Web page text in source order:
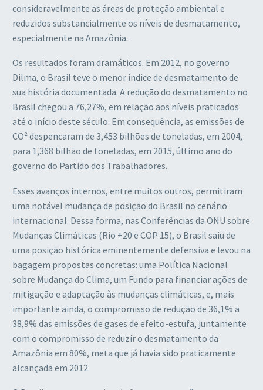
consideravelmente as áreas de proteção ambiental e
reduzidos substancialmente os níveis de desmatamento,
especialmente na Amazônia.
Os resultados foram dramáticos. Em 2012, no governo
Dilma, o Brasil teve o menor índice de desmatamento de
sua história documentada. A redução do desmatamento no
Brasil chegou a 76,27%, em relação aos níveis praticados
até o início deste século. Em consequência, as emissões de
CO² despencaram de 3,453 bilhões de toneladas, em 2004,
para 1,368 bilhão de toneladas, em 2015, último ano do
governo do Partido dos Trabalhadores.
Esses avanços internos, entre muitos outros, permitiram
uma notável mudança de posição do Brasil no cenário
internacional. Dessa forma, nas Conferências da ONU sobre
Mudanças Climáticas (Rio +20 e COP 15), o Brasil saiu de
uma posição histórica eminentemente defensiva e levou na
bagagem propostas concretas: uma Política Nacional
sobre Mudança do Clima, um Fundo para financiar ações de
mitigação e adaptação às mudanças climáticas, e, mais
importante ainda, o compromisso de redução de 36,1% a
38,9% das emissões de gases de efeito-estufa, juntamente
com o compromisso de reduzir o desmatamento da
Amazônia em 80%, meta que já havia sido praticamente
alcançada em 2012.